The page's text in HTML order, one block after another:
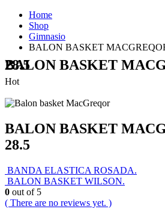
Home
Shop
Gimnasio
BALON BASKET
BALON BASKET MACGREQOR 27.5 – 28.5
Hot
BALON BASKET
28.5
BANDA ELASTICA ROSADA.
BALON BASKET WILSON.
0 out of 5
( There are no reviews yet. )